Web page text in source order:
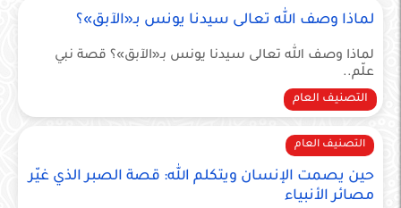
لماذا وصف الله تعالى سيدنا يونس بـ«الآبق»؟
لماذا وصف الله تعالى سيدنا يونس بـ«الآبق»؟ قصة نبي
علّم..
التصنيف العام
التصنيف العام
حين يصمت الإنسان ويتكلم الله: قصة الصبر الذي غيّر
مصائر الأنبياء